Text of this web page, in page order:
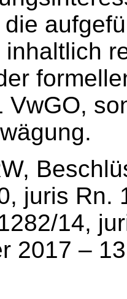
VwGO,
juris Rn.
14,
2017 –